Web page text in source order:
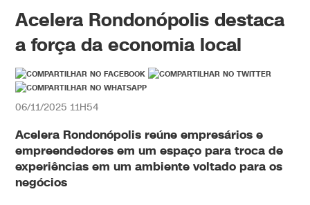
Acelera Rondonópolis destaca
a força da economia local
06/11/2025 11H54
Acelera Rondonópolis reúne empresários e
empreendedores em um espaço para troca de
experiências em um ambiente voltado para os
negócios